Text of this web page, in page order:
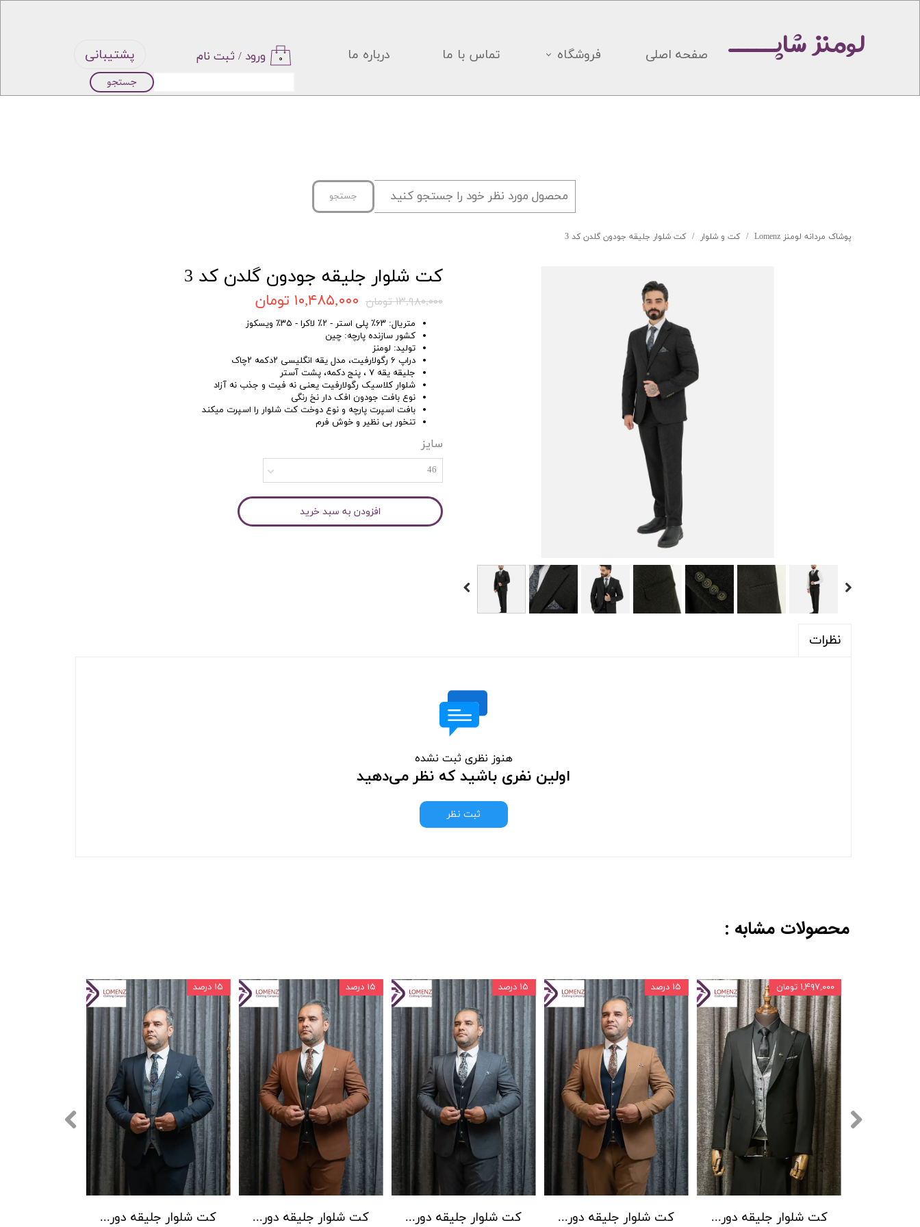
ورود / ثبت نام
حساب
خروج از
حساب
کاربری
صفحه اصلی فروشگاه تماس با ما درباره ما ۰ پشتیبانی
جستجو
لومنز شاپـــــ
پوشاک مردانه لومنز Lomenz کت و شلوار کت شلوار جلیقه جودون گلدن کد 3
کت شلوار جلیقه جودون گلدن کد 3
۱۳,۹۸۰,۰۰۰ تومان ۱۰,۴۸۵,۰۰۰ تومان
متریال: ۶۳٪ پلی استر - ۲٪ لاکرا - ۳۵٪ ویسکوز
کشور سازنده پارچه: چین
تولید: لومنز
دراپ ۶ رگولارفیت، مدل یقه انگلیسی ۲دکمه ۲چاک
جلیقه یقه ۷ ، پنج دکمه، پشت آستر
شلوار کلاسیک رگولارفیت یعنی نه فیت و جذب نه آزاد
نوع بافت جودون افک دار نخ رنگی
بافت اسپرت پارچه و نوع دوخت کت شلوار را اسپرت میکند
تنخور بی نظیر و خوش فرم
سایز
46
افزودن به سبد خرید
نظرات
هنوز نظری ثبت نشده
اولین نفری باشید که نظر می‌دهید
ثبت نظر
جستجو
کت شلوار جلیقه دورو ENRO لومنز کد 01
۱۵ درصد
کت شلوار جلیقه دورو ENRO لومنز کد 02
۱۵ درصد
کت شلوار جلیقه دورو ENRO لومنز کد 04
۱۵ درصد
کت شلوار جلیقه دورو ENRO لومنز کد 05
۱۵ درصد
کت شلوار جلیقه دورو ENRO لومنز کد 06
۱,۴۹۷,۰۰۰ تومان
محصولات مشابه :